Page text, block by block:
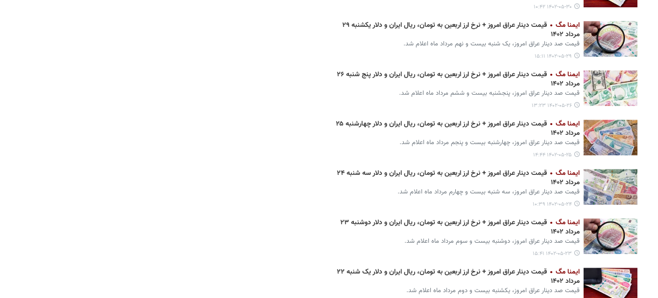
۱۴۰۲-۰۵-۳۰ ۱۰:۴۲
ایمنا مگ
قیمت دینار عراق امروز + نرخ ارز اربعین به تومان، ریال ایران و دلار یکشنبه ۲۹
مرداد ۱۴۰۲
قیمت صد دینار عراق امروز، یک شنبه بیست و نهم مرداد ماه اعلام شد.
۱۴۰۲-۰۵-۲۹ ۱۵:۱۱
ایمنا مگ
قیمت دینار عراق امروز + نرخ ارز اربعین به تومان، ریال ایران و دلار پنج شنبه ۲۶
مرداد ۱۴۰۲
قیمت صد دینار عراق امروز، پنجشنبه بیست و ششم مرداد ماه اعلام شد.
۱۴۰۲-۰۵-۲۶ ۱۳:۲۳
ایمنا مگ
قیمت دینار عراق امروز + نرخ ارز اربعین به تومان، ریال ایران و دلار چهارشنبه ۲۵
مرداد ۱۴۰۲
قیمت صد دینار عراق امروز، چهارشنبه بیست و پنجم مرداد ماه اعلام شد.
۱۴۰۲-۰۵-۲۵ ۱۴:۴۴
ایمنا مگ
قیمت دینار عراق امروز + نرخ ارز اربعین به تومان، ریال ایران و دلار سه شنبه ۲۴
مرداد ۱۴۰۲
قیمت صد دینار عراق امروز، سه شنبه بیست و چهارم مرداد ماه اعلام شد.
۱۴۰۲-۰۵-۲۴ ۱۰:۳۹
ایمنا مگ
قیمت دینار عراق امروز + نرخ ارز اربعین به تومان، ریال ایران و دلار دوشنبه ۲۳
مرداد ۱۴۰۲
قیمت صد دینار عراق امروز، دوشنبه بیست و سوم مرداد ماه اعلام شد.
۱۴۰۲-۰۵-۲۳ ۱۵:۴۱
ایمنا مگ
قیمت دینار عراق امروز + نرخ ارز اربعین به تومان، ریال ایران و دلار یک شنبه ۲۲
مرداد ۱۴۰۲
قیمت صد دینار عراق امروز، یکشنبه بیست و دوم مرداد ماه اعلام شد.